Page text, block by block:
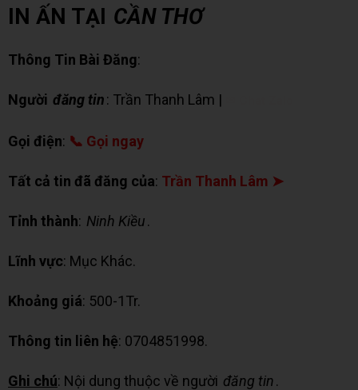
IN ẤN TẠI CẦN THƠ
Thông Tin Bài Đăng:
Người đăng tin: Trần Thanh Lâm |
Gọi điện: 📞 Gọi ngay
Tất cả tin đã đăng của: Trần Thanh Lâm ➤
Tỉnh thành: Ninh Kiều.
Lĩnh vực: Mục Khác.
Khoảng giá: 500-1Tr.
Thông tin liên hệ: 0704851998.
Ghi chú: Nội dung thuộc về người đăng tin.